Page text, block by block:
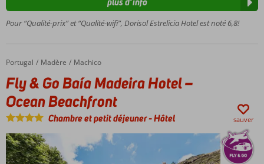
salle
de
en
forme
confortables
Pour “Qualité-prix” et “Qualité-wifi”, Dorisol Estrelicia Hotel est noté 6,8!
Accueil
Portugal Madère Machico
Fly & Go Baía Madeira Hotel – Ocean Beachfront
Fly & Go Baía Madeira Hotel –
Ocean Beachfront
Chambre et petit déjeuner-Hôtel sauver